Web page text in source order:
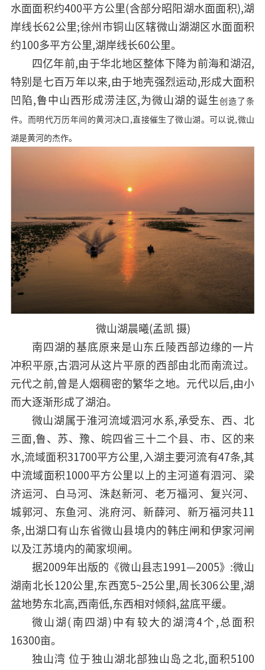
水面面积约400平方公里(含部分昭阳湖水面面积),湖
岸线长62公里;徐州市铜山区辖微山湖湖区水面面积
约100多平方公里,湖岸线长60公里。
四亿年前,由于华北地区整体下降为前海和湖沼,
特别是七百万年以来,由于地壳强烈运动,形成大面积
凹陷,鲁中山西形成涝洼区,为微山湖的诞生创造了条
件。而明代万历年间的黄河决口,直接催生了微山湖。可以说,微山
湖是黄河的杰作。
微山湖晨曦(孟凯 摄)
南四湖的基底原来是山东丘陵西部边缘的一片
冲积平原,古泗河从这片平原的西部由北而南流过。
元代之前,曾是人烟稠密的繁华之地。元代以后,由小
而大逐渐形成了湖泊。
微山湖属于淮河流域泗河水系,承受东、西、北
三面,鲁、苏、豫、皖四省三十二个县、市、区的来
水,流域面积31700平方公里,入湖主要河流有47条,其
中流域面积1000平方公里以上的主河道有泗河、梁
济运河、白马河、洙赵新河、老万福河、复兴河、
城郭河、东鱼河、洮府河、新薛河、新万福河共11
条,出湖口有山东省微山县境内的韩庄闸和伊家河闸
以及江苏境内的蔺家坝闸。
据2009年出版的《微山县志1991—2005》:微山
湖南北长120公里,东西宽5~25公里,周长306公里,湖
盆地势东北高,西南低,东西相对倾斜,盆底平缓。
微山湖(南四湖)中有较大的湖湾4个,总面积
16300亩。
独山湾 位于独山湖北部独山岛之北,面积5100